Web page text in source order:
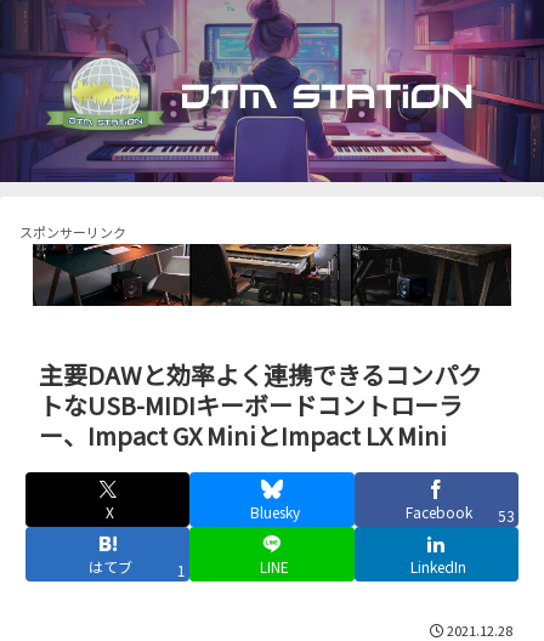
スポンサーリンク
主要DAWと効率よく連携できるコンパク
トなUSB-MIDIキーボードコントローラ
ー、Impact GX MiniとImpact LX Mini
X Bluesky Facebook 53
はてブ 1 LINE LinkedIn
2021.12.28